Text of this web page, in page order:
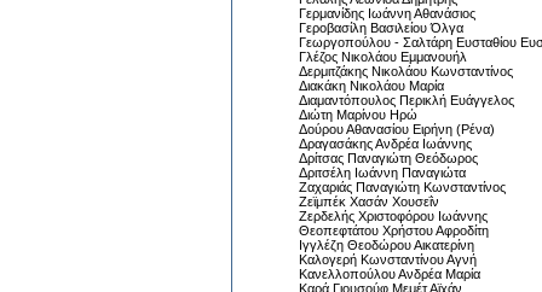
Γερμανίδης Ιωάννη Αθανάσιος
Γεροβασίλη Βασιλείου Όλγα
Γεωργοπούλου - Σαλτάρη Ευσταθίου
Γλέζος Νικολάου Εμμανουήλ
Δερμιτζάκης Νικολάου Κωνσταντίνος
Διακάκη Νικολάου Μαρία
Διαμαντόπουλος Περικλή Ευάγγελος
Διώτη Μαρίνου Ηρώ
Δούρου Αθανασίου Ειρήνη (Ρένα)
Δραγασάκης Ανδρέα Ιωάννης
Δρίτσας Παναγιώτη Θεόδωρος
Δριτσέλη Ιωάννη Παναγιώτα
Ζαχαριάς Παναγιώτη Κωνσταντίνος
Ζεϊμπέκ Χασάν Χουσεΐν
Ζερδελής Χριστοφόρου Ιωάννης
Θεοπεφτάτου Χρήστου Αφροδίτη
Ιγγλέζη Θεοδώρου Αικατερίνη
Καλογερή Κωνσταντίνου Αγνή
Κανελλοπούλου Ανδρέα Μαρία
Καρά Γιουσούφ Μεμέτ Αϊχάν